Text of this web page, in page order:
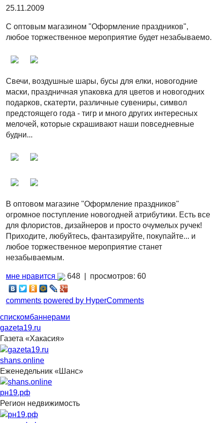
25.11.2009
С оптовым магазином "Оформление праздников",
любое торжественное мероприятие будет незабываемо.
Свечи, воздушные шары, бусы для елки, новогодние
маски, праздничная упаковка для цветов и новогодних
подарков, скатерти, различные сувениры, символ
предстоящего года - тигр и много других интересных
мелочей, которые скрашивают наши повседневные
будни...
В оптовом магазине "Оформление праздников"
огромное поступление новогодней атрибутики. Есть все
для флористов, дизайнеров и просто очумелых ручек!
Приходите, любуйтесь, фантазируйте, покупайте... и
любое торжественное мероприятие станет
незабываемым.
мне нравится 648 | просмотров: 60
comments powered by HyperComments
спискомбаннерами
gazeta19.ru
Газета «Хакасия»
shans.online
Еженедельник «Шанс»
рн19.рф
Регион недвижимость